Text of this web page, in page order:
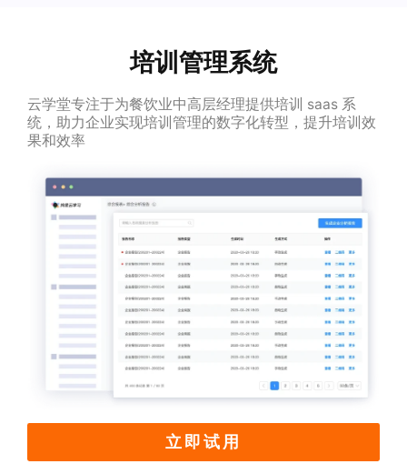
培训管理系统
云学堂专注于为餐饮业中高层经理提供培训 saas 系
统，助力企业实现培训管理的数字化转型，提升培训效
果和效率
立即试用